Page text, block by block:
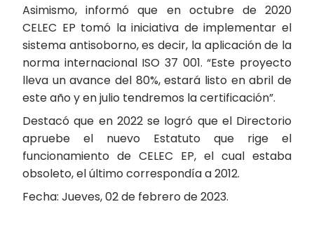
Asimismo, informó que en octubre de 2020
CELEC EP tomó la iniciativa de implementar el
sistema antisoborno, es decir, la aplicación de la
norma internacional ISO 37 001. “Este proyecto
lleva un avance del 80%, estará listo en abril de
este año y en julio tendremos la certificación”.
Destacó que en 2022 se logró que el Directorio
apruebe el nuevo Estatuto que rige el
funcionamiento de CELEC EP, el cual estaba
obsoleto, el último correspondía a 2012.
Fecha: Jueves, 02 de febrero de 2023.